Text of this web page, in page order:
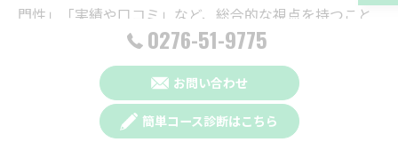
門性」「実績や口コミ」など、総合的な視点を持つこと
が大切です。特に、塾によって指導方法や対応可能な学
年・科目が異なるため、事前の情報収集がカギとなりま
「ECCの個別指導塾ベストワンPocket太田藤阿久校」で
0276-51-9775
お問い合わせ
簡単コース診断はこちら